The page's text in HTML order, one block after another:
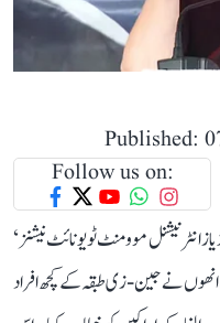
Published:
Follow us on:
موومنٹ ٹو یونائٹ نیشنز‘
نے جین-زی طبقہ کے کچھ افراد